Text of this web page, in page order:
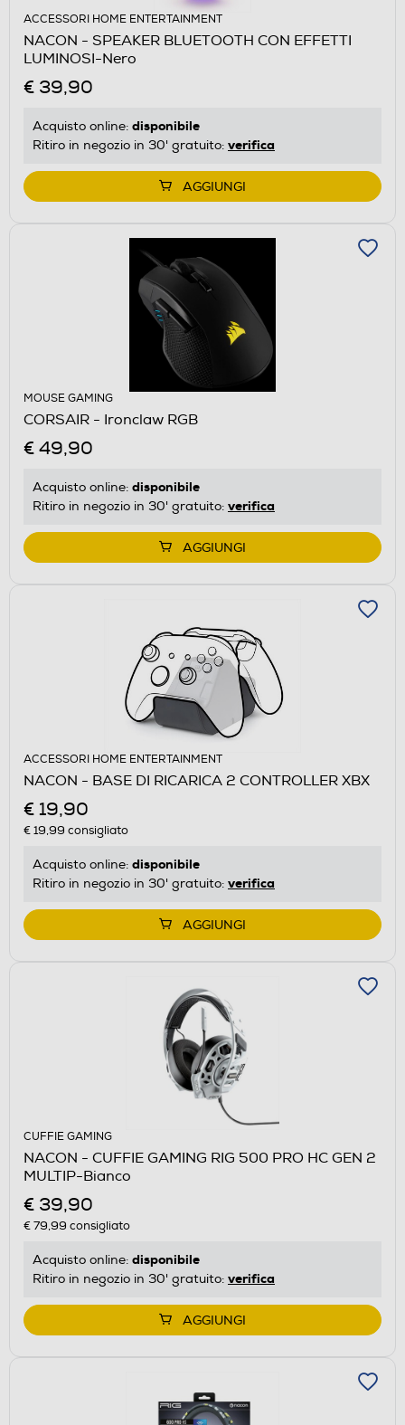
ACCESSORI HOME ENTERTAINMENT
NACON - SPEAKER BLUETOOTH CON EFFETTI
LUMINOSI-Nero
€ 39,90
Acquisto online: disponibile
Ritiro in negozio in 30' gratuito: verifica
AGGIUNGI
MOUSE GAMING
CORSAIR - Ironclaw RGB
€ 49,90
Acquisto online: disponibile
Ritiro in negozio in 30' gratuito: verifica
AGGIUNGI
ACCESSORI HOME ENTERTAINMENT
NACON - BASE DI RICARICA 2 CONTROLLER XBX
€ 19,90
€ 19,99 consigliato
Acquisto online: disponibile
Ritiro in negozio in 30' gratuito: verifica
AGGIUNGI
CUFFIE GAMING
NACON - CUFFIE GAMING RIG 500 PRO HC GEN 2
MULTIP-Bianco
€ 39,90
€ 79,99 consigliato
Acquisto online: disponibile
Ritiro in negozio in 30' gratuito: verifica
AGGIUNGI